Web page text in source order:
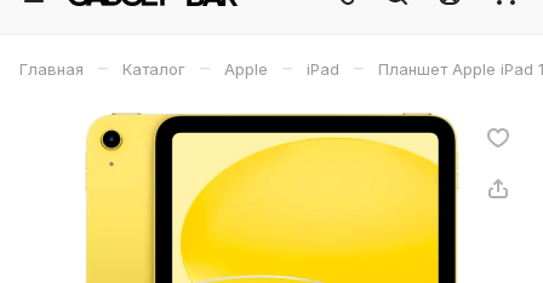
Главная – Каталог – Apple – iPad – Планшет Apple iPad